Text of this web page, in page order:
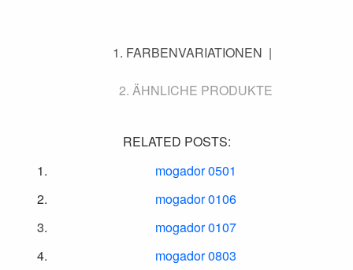
FARBENVARIATIONEN
ÄHNLICHE PRODUKTE
RELATED POSTS:
mogador 0501
mogador 0106
mogador 0107
mogador 0803